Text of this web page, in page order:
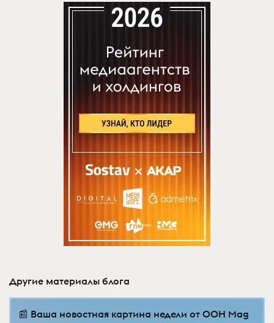
Другие материалы блога
📰 Ваша новостная картина недели от OOH Mag